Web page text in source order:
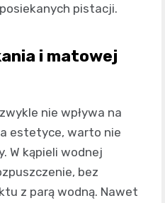
pistacji.
i matowej
nie wpływa na
estetyce, warto nie
W kąpieli wodnej
bez
z parą wodną. Nawet